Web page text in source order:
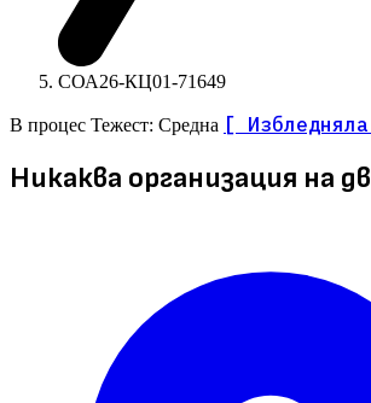
СОА26-КЦ01-71649
В процес Тежест: Средна [
Никаква организация на